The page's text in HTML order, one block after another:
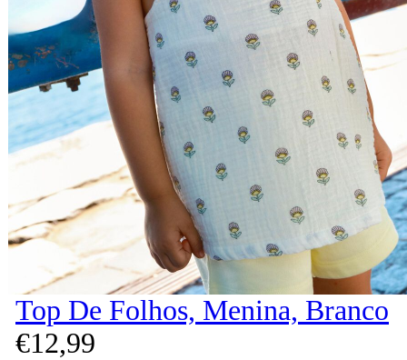
Top De Folhos, Menina, Branco
€12,99